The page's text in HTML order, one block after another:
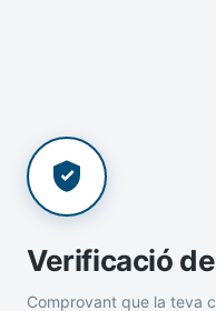
Verificació
Comprovant que la teva